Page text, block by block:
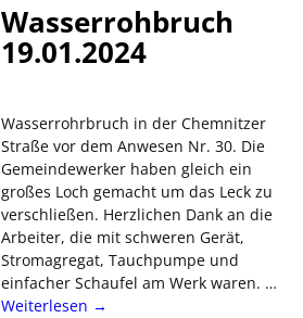
Wasserrohbruch
19.01.2024
Wasserrohrbruch in der Chemnitzer
Straße vor dem Anwesen Nr. 30. Die
Gemeindewerker haben gleich ein
großes Loch gemacht um das Leck zu
verschließen. Herzlichen Dank an die
Arbeiter, die mit schweren Gerät,
Stromagregat, Tauchpumpe und
einfacher Schaufel am Werk waren. …
Weiterlesen →